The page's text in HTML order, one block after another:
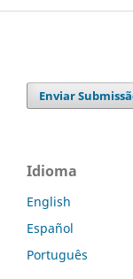
Enviar
Idioma
English
Español
Português